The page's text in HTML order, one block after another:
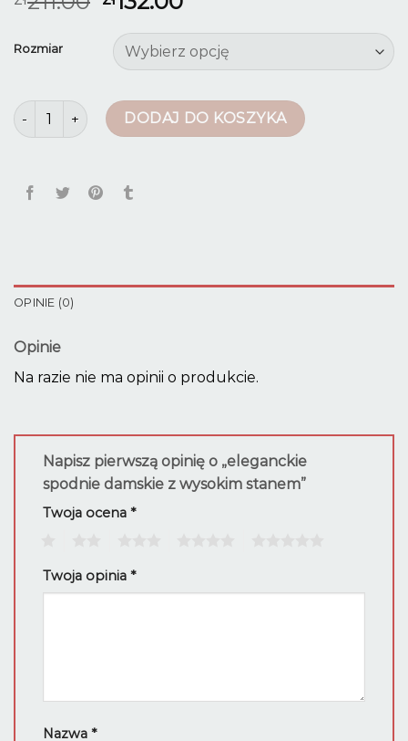
Rozmiar
ilość eleganckie spodnie damskie z wysokim stanem
DODAJ DO KOSZYKA
OPINIE (0)
Opinie
Na razie nie ma opinii o produkcie.
Napisz pierwszą opinię o „eleganckie
spodnie damskie z wysokim stanem”
Twoja ocena *
Twoja opinia *
Nazwa *